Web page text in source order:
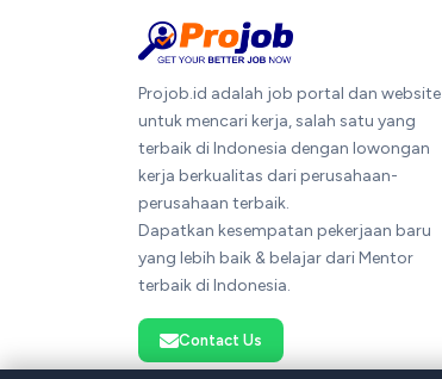
Projob.id adalah job portal dan website
untuk mencari kerja, salah satu yang
terbaik di Indonesia dengan lowongan
kerja berkualitas dari perusahaan-
perusahaan terbaik.
Dapatkan kesempatan pekerjaan baru
yang lebih baik & belajar dari Mentor
terbaik di Indonesia.
Contact Us